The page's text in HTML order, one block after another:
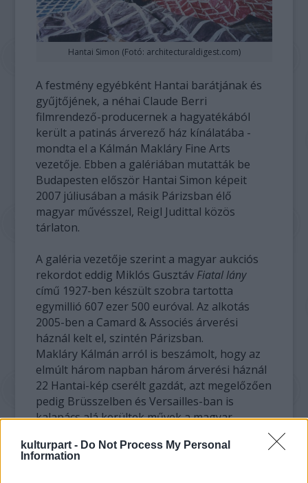
kulturpart - Do Not Process My Personal
Information
Hantai Simon (Fotó: architecturaldigest.com)
A festmény egyébként Hantai barátjának és
gyűjtőjének, a néhai Claude Berri
filmrendező-producernek a hagyatékából
került a patinás árverező ház kínálatába -
mondta el a Kálmán Makláry Fine Arts
vezetője. Ebben a galériában mutatták be
Budapesten először Hantai Simon képeit
2007 júliusában a másik Párizsban élő
magyar művésszel, Reigl Judittal közös
tárlaton.
A galéria vezetője szerint a magyar aukciós
rekordot eddig Miklós Gusztáv Fiatal lány
című 1927-ben készült szobra tartotta
egymillió 607 ezer 500 euróval. Az alkotás
2005-ben a Camard & Associés árverési
háznál kelt el, szintén Párizsban.
Makláry Kálmán arról is beszámolt, hogy az
elmúlt három napban három árverési háznál
22 Hantai-kép cserélt gazdát, azt megelőzően
pedig Brüsszelben és Versailles-ban is
kalapács alá kerültek művek a magyar
A sor vasárnap kezdődött a brüsszeli